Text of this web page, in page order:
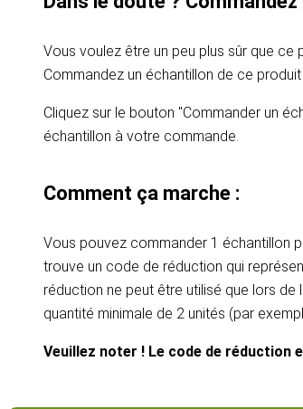
Vous voulez être un peu plus sûr que
Commandez un échantillon de ce
Cliquez sur le bouton "Commander un
échantillon à votre commande.
Comment ça marche :
Vous pouvez commander 1 échantillon
trouve un code de réduction qui
réduction ne peut être utilisé que lors
quantité minimale de 2 unités (par
Veuillez noter ! Le code de réduction